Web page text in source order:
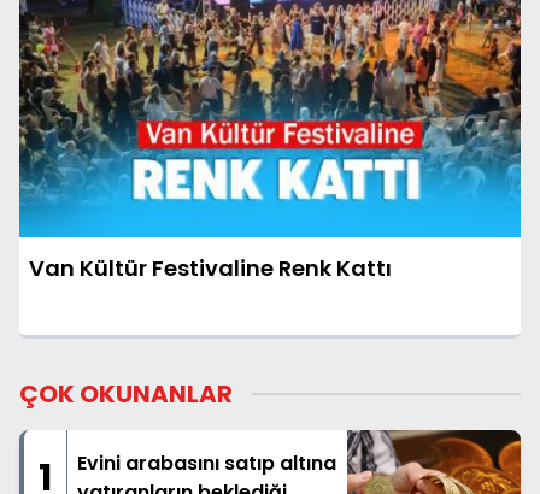
Van Kültür Festivaline Renk Kattı
ÇOK OKUNANLAR
1
Evini arabasını satıp altına